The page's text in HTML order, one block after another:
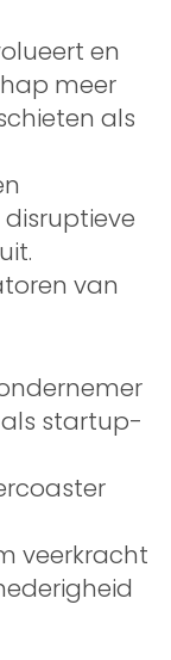
en
meer
als
van
startup-
veerkracht